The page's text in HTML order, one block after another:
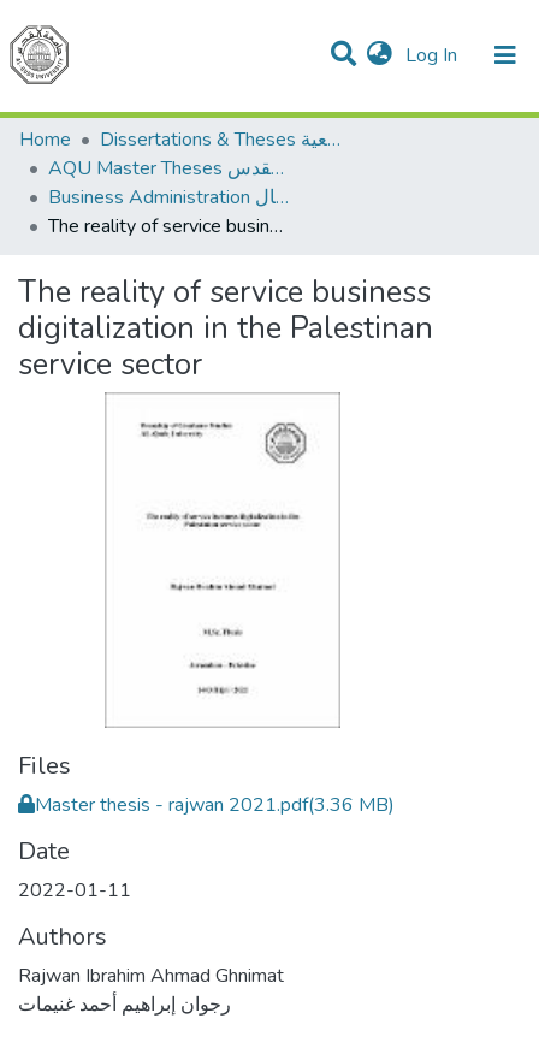
Log In (current)
Communities & Collections
All of DSpace
Home
Dissertations & Theses الرسائل الجامعية
AQU Master Theses الرسائل الجامعية الخاصة بجامعة القدس
Business Administration إدارة الاعمال
The reality of service business digitalization in the Palestinan service sector
The reality of service business
digitalization in the Palestinan
service sector
Files
Master thesis - rajwan 2021.pdf(3.36 MB)
Date
2022-01-11
Authors
Rajwan Ibrahim Ahmad Ghnimat
رجوان إبراهيم أحمد غنيمات